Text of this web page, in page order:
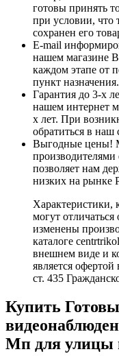
готовы принять
при условии, что
сохранен его
E-mail
нашем магазине
каждом этапе от
пункт назначения.
Гарантия до 3-х
нашем интернет
х лет. При
обратиться в наш
Выгодные цены!
производителями
позволяет нам
низких на рынке
Характеристики,
могут
изменены
каталоге
внешнем виде и
является
ст. 435
Купить
Мп для улицы